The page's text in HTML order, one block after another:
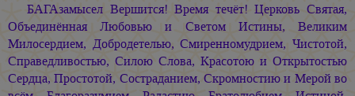
БАГАзамысел Вершится! Время течёт! Церковь Святая,
Объединённая Любовью и Светом Истины, Великим
Милосердием, Добродетелью, Смиренномудрием, Чистотой,
Справедливостью, Силою Слова, Красотою и Открытостью
Сердца, Простотой, Состраданием, Скромностию и Мерой во